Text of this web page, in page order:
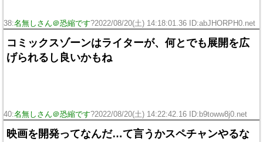
38:名無しさん＠恐縮です?2022/08/20(土) 14:18:01.36 ID:abJHORPH0.net
コミックスゾーンはライターが、何とでも展開を広
げられるし良いかもね
40:名無しさん＠恐縮です?2022/08/20(土) 14:22:42.16 ID:b9toww8j0.net
映画を開発ってなんだ…て言うかスペチャンやるな